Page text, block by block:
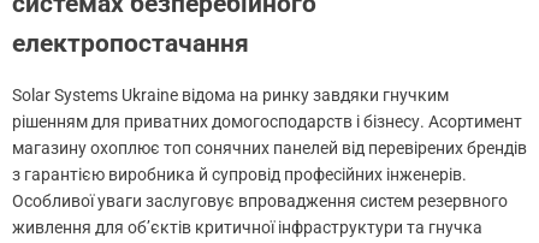
електропостачання
Solar Systems Ukraine відома на ринку завдяки гнучким
рішенням для приватних домогосподарств і бізнесу. Асортимент
магазину охоплює топ сонячних панелей від перевірених брендів
з гарантією виробника й супровід професійних інженерів.
Особливої уваги заслуговує впровадження систем резервного
живлення для об’єктів критичної інфраструктури та гнучка